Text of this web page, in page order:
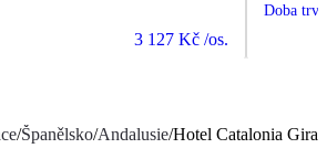
3 127 Kč /os.
Doba
/Španělsko/Andalusie/Hotel Catalonia